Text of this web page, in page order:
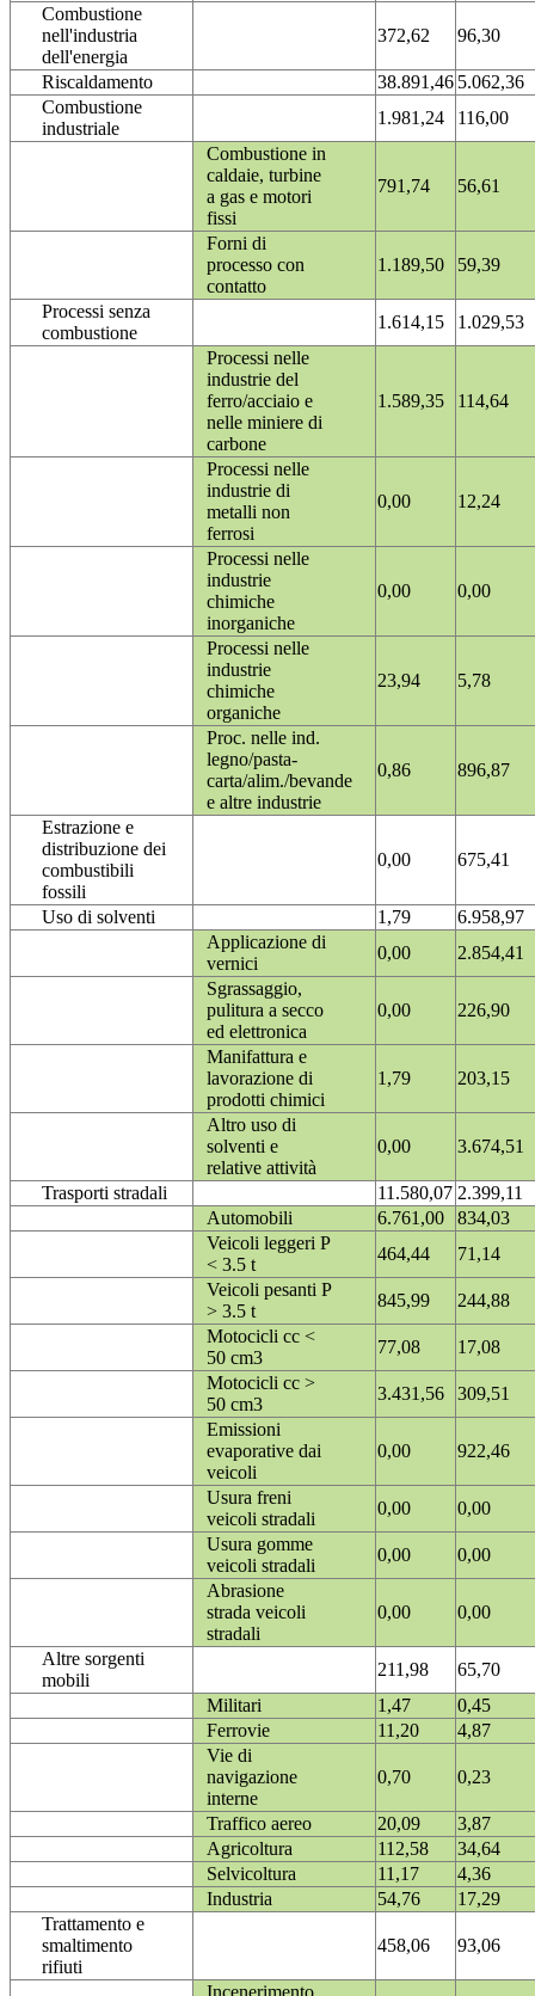
Combustione
nell'industria
dell'energia
372,62 96,30
Riscaldamento 38.891,46 5.062,36
Combustione
industriale
1.981,24
116,00
Combustione in
caldaie, turbine
a gas e motori
fissi
791,74 56,61
Forni di
processo con
contatto
1.189,50 59,39
Processi senza
combustione
1.614,15
1.029,53
Processi nelle
industrie del
ferro/acciaio e
nelle miniere di
carbone
1.589,35 114,64
Processi nelle
industrie di
metalli non
ferrosi
0,00 12,24
Processi nelle
industrie
chimiche
inorganiche
0,00 0,00
Processi nelle
industrie
chimiche
organiche
23,94 5,78
Proc. nelle ind.
legno/pasta-
carta/alim./bevande
e altre industrie
0,86 896,87
Estrazione e
distribuzione dei
combustibili
fossili
0,00 675,41
Uso di solventi 1,79
6.958,97
Applicazione di
vernici
0,00
2.854,41
Sgrassaggio,
pulitura a secco
ed elettronica
0,00 226,90
Manifattura e
lavorazione di
prodotti chimici
1,79 203,15
Altro uso di
solventi e
relative attività
0,00 3.674,51
Trasporti stradali 11.580,07 2.399,11
Automobili
6.761,00
834,03
Veicoli leggeri P
< 3.5 t
464,44
71,14
Veicoli pesanti P
> 3.5 t
845,99
244,88
Motocicli cc <
50 cm3
77,08
17,08
Motocicli cc >
50 cm3
3.431,56
309,51
Emissioni
evaporative dai
veicoli
0,00 922,46
Usura freni
veicoli stradali
0,00
0,00
Usura gomme
veicoli stradali
0,00
0,00
Abrasione
strada veicoli
stradali
0,00 0,00
Altre sorgenti
mobili
211,98
65,70
Militari
1,47
0,45
Ferrovie
11,20
4,87
Vie di
navigazione
interne
0,70 0,23
Traffico aereo 20,09
3,87
Agricoltura
112,58
34,64
Selvicoltura
11,17
4,36
Industria
54,76
17,29
Trattamento e
smaltimento
rifiuti
458,06 93,06